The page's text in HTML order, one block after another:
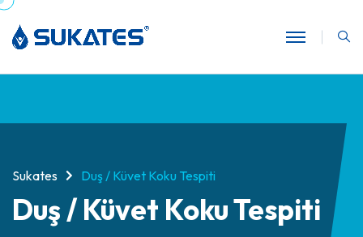
Sukates Duş / Küvet Koku Tespiti
Duş / Küvet Koku Tespiti